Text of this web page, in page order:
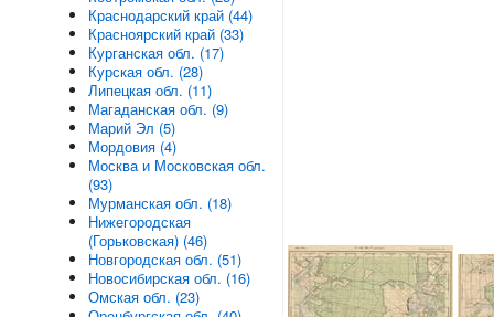
Краснодарский край (44)
Красноярский край (33)
Курганская обл. (17)
Курская обл. (28)
Липецкая обл. (11)
Магаданская обл. (9)
Марий Эл (5)
Мордовия (4)
Москва и Московская обл.
(93)
Мурманская обл. (18)
Нижегородская
(Горьковская) (46)
Новгородская обл. (51)
Новосибирская обл. (16)
Омская обл. (23)